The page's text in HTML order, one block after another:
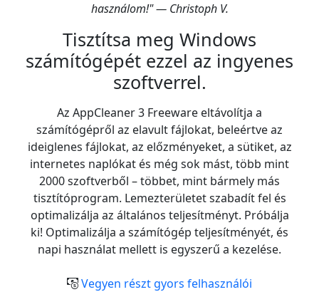
használom!" — Christoph V.
Tisztítsa meg Windows
számítógépét ezzel az ingyenes
szoftverrel.
Az AppCleaner 3 Freeware eltávolítja a
számítógépről az elavult fájlokat, beleértve az
ideiglenes fájlokat, az előzményeket, a sütiket, az
internetes naplókat és még sok mást, több mint
2000 szoftverből – többet, mint bármely más
tisztítóprogram. Lemezterületet szabadít fel és
optimalizálja az általános teljesítményt. Próbálja
ki! Optimalizálja a számítógép teljesítményét, és
napi használat mellett is egyszerű a kezelése.
Vegyen részt gyors felhasználói